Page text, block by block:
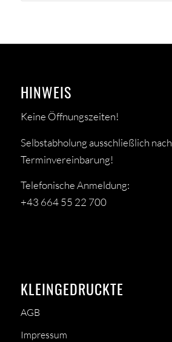
HINWEIS
Keine Öffnungszeiten!
Selbstabholung ausschließlich nach
Terminvereinbarung!
Telefonische Anmeldung:
+43 664 55 22 700
KLEINGEDRUCKTE
AGB
Impressum